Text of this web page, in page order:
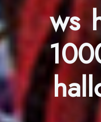
ws